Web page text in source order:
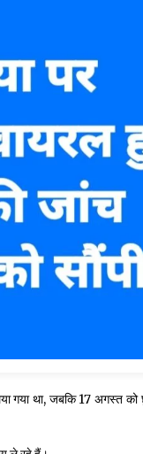
गया था, जबकि 17 अगस्त को